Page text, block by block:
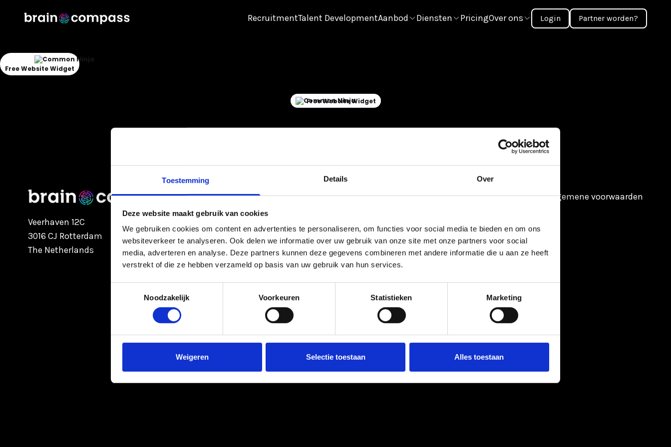
Toestemming Details Over
Deze website maakt gebruik van cookies
We gebruiken cookies om content en advertenties te personaliseren, om functies voor social media te bieden en om ons
websiteverkeer te analyseren. Ook delen we informatie over uw gebruik van onze site met onze partners voor social
media, adverteren en analyse. Deze partners kunnen deze gegevens combineren met andere informatie die u aan ze heeft
verstrekt of die ze hebben verzameld op basis van uw gebruik van hun services.
Noodzakelijk
Voorkeuren Statistieken Marketing
Weigeren Selectie toestaan Alles toestaan
RecruitmentTalent DevelopmentAanbod Diensten PricingOver ons Login Partner worden?
Free Website Widget
Free Website Widget
Veerhaven 12C
3016 CJ Rotterdam
The Netherlands
RecruitmentTalent DevelopmentAanbod Privacy policyAlgemene voorwaarden